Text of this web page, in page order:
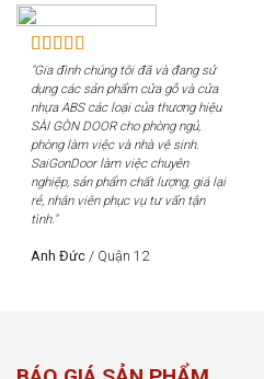
"Gia đình chúng tôi đã và đang sử
dụng các sản phẩm cửa gỗ và cửa
nhựa ABS các loại của thương hiệu
SÀI GÒN DOOR cho phòng ngủ,
phòng làm việc và nhà vệ sinh.
SaiGonDoor làm việc chuyên
nghiệp, sản phẩm chất lượng, giá lại
rẻ, nhân viên phục vụ tư vấn tận
tình."
Anh Đức / Quận 12